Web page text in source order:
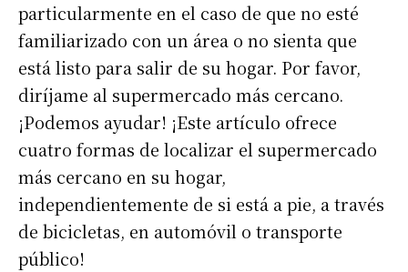
particularmente en el caso de que no esté
familiarizado con un área o no sienta que
está listo para salir de su hogar. Por favor,
diríjame al supermercado más cercano.
¡Podemos ayudar! ¡Este artículo ofrece
cuatro formas de localizar el supermercado
más cercano en su hogar,
independientemente de si está a pie, a través
de bicicletas, en automóvil o transporte
público!